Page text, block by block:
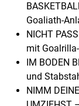
Goaliath-
NICHT
mit
IM BODEN
und
NIMM